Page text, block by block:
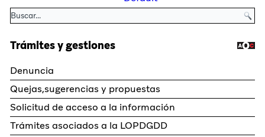
Trámites y gestiones
Denuncia
Quejas,sugerencias y propuestas
Solicitud de acceso a la información
Trámites asociados a la LOPDGDD